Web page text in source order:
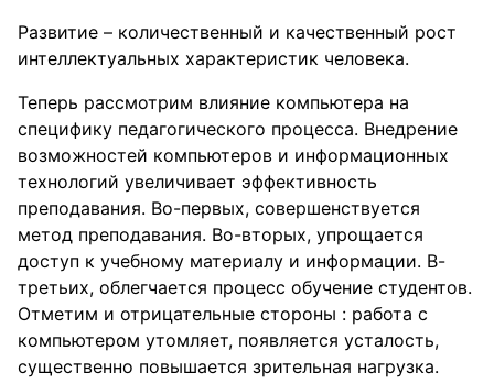
Развитие – количественный и качественный рост
интеллектуальных характеристик человека.
Теперь рассмотрим влияние компьютера на
специфику педагогического процесса. Внедрение
возможностей компьютеров и информационных
технологий увеличивает эффективность
преподавания. Во-первых, совершенствуется
метод преподавания. Во-вторых, упрощается
доступ к учебному материалу и информации. В-
третьих, облегчается процесс обучение студентов.
Отметим и отрицательные стороны : работа с
компьютером утомляет, появляется усталость,
существенно повышается зрительная нагрузка.